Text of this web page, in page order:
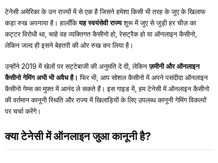
टेनेसी अमेरिका के उन राज्यों में से एक है जिसने हमेशा किसी भी तरह के जुए के खिलाफ
कड़ा रुख अपनाया है। हालाँकियह स्वयंसेवी राज्यशुरू में जुए से जुड़ी हर चीज़ का
कट्टर विरोधी था, चाहे वह व्यक्तिगत कैसीनो हो, रेसट्रैक हो या ऑनलाइन कैसीनो,
लेकिन जल्द ही इसने बेहतरी की ओर रुख कर लिया है।
उन्होंने 2019 में खेलों पर सट्टेबाजी की अनुमति दे दी, लेकिनज़मीनी और ऑनलाइन
कैसीनो गेमिंग अभी भी अवैध है। फिर भी, आप सोशल कैसीनो में अपने पसंदीदा ऑनलाइन
कैसीनो गेम्स का मुफ़्त में आनंद ले सकते हैं। इस गाइड में, हम टेनेसी में ऑनलाइन कैसीनो
की वर्तमान कानूनी स्थिति और राज्य में खिलाड़ियों के लिए उपलब्ध कानूनी गेमिंग विकल्पों
पर चर्चा करेंगे।
क्या टेनेसी में ऑनलाइन जुआ कानूनी है?